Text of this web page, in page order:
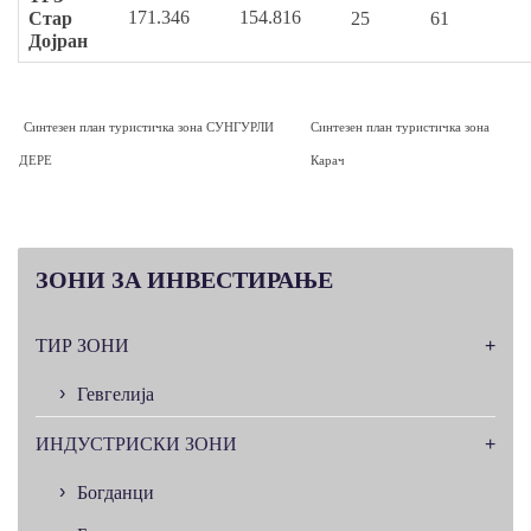
Стар
Дојран
171.346 154.816 25 61
Синтезен план туристичка зона СУНГУРЛИ
ДЕРЕ
Синтезен план туристичка зона
Карач
ЗОНИ ЗА ИНВЕСТИРАЊЕ
ТИР ЗОНИ
Гевгелија
ИНДУСТРИСКИ ЗОНИ
Богданци